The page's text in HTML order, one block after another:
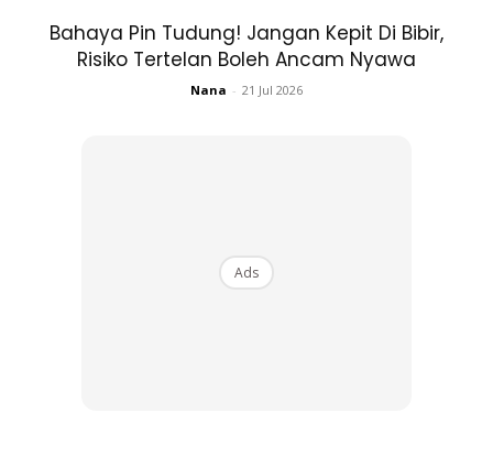
Ads
Bahaya Pin Tudung! Jangan Kepit Di Bibir,
Risiko Tertelan Boleh Ancam Nyawa
Nana - 21 Jul 2026
Ads